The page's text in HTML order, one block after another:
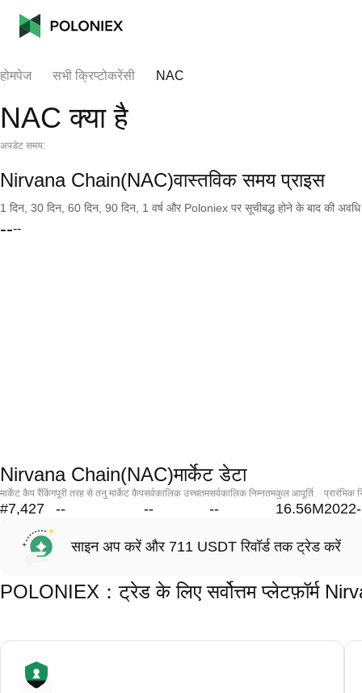
होमपेज सभी क्रिप्टोकरेंसी NAC
NAC क्या है
अपडेट समय:
Nirvana Chain(NAC)वास्तविक समय प्राइस
1 दिन, 30 दिन, 60 दिन, 90 दिन, 1 वर्ष और Poloniex पर सूचीबद्ध होने के बाद की
----
Nirvana Chain(NAC)मार्केट डेटा
मार्केट कैप रैंकिंग
#7,427
पूरी तरह से तनु मार्केट कैप
--
सर्वकालिक उच्चतम
--
सर्वकालिक निम्नतम
--
कुल आपूर्ति
16.56M
प्रारंभिक
साइन अप करें और 711 USDT रिवॉर्ड तक ट्रेड करें
POLONIEX：ट्रेड के लिए सर्वोत्तम प्लेटफ़ॉर्म